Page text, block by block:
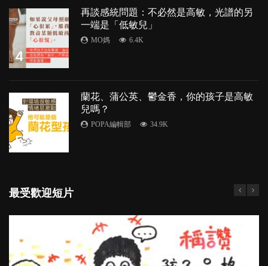
4
再談感統問題：不必然是高敏，光譜的另
一端是「低敏兒」
MO媽 6.4K
5
蘭花、蒲公英、鬱金香，你的孩子是高敏
兒嗎？
POPA編輯部 34.9K
最受歡迎短片